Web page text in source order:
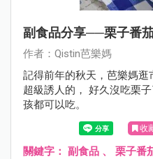
副食品分享──栗子番
作者：Qistin芭樂媽
記得前年的秋天，芭樂媽逛
超級誘人的， 好久沒吃栗
孩都可以吃。
收
關鍵字： 副食品 、 栗子番